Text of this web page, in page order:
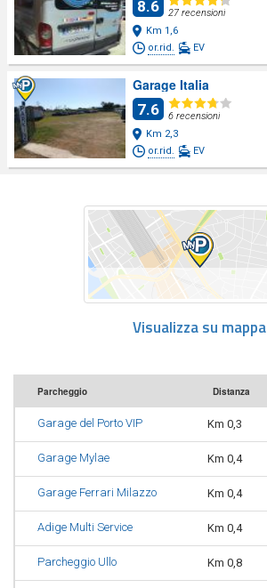
8.6
27 recensioni
Km 1,6
or.rid.
EV
Garage Italia
7.6
6 recensioni
Km 2,3
or.rid.
EV
Visualizza su mappa
Parcheggio Distanza
Garage del Porto VIP Km 0,3
Garage Mylae Km 0,4
Garage Ferrari Milazzo Km 0,4
Adige Multi Service Km 0,4
Parcheggio Ullo Km 0,8